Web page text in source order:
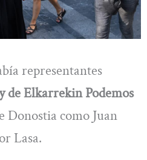
representantes
de Elkarrekin Podemos
Donostia como Juan
Lasa.